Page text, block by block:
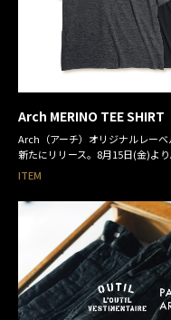
Arch MERINO TEE SHIRT
Arch（アーチ）オリジナルレー
新たにリリース。8月15日(金)より
ITEM